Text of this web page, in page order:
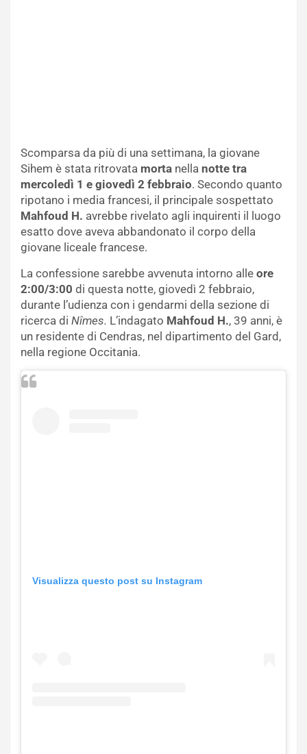
Scomparsa da più di una settimana, la giovane
Sihem è stata ritrovata morta nella notte tra
mercoledì 1 e giovedì 2 febbraio. Secondo quanto
ripotano i media francesi, il principale sospettato
Mahfoud H. avrebbe rivelato agli inquirenti il luogo
esatto dove aveva abbandonato il corpo della
giovane liceale francese.
La confessione sarebbe avvenuta intorno alle ore
2:00/3:00 di questa notte, giovedì 2 febbraio,
durante l’udienza con i gendarmi della sezione di
ricerca di Nîmes. L’indagato Mahfoud H., 39 anni, è
un residente di Cendras, nel dipartimento del Gard,
nella regione Occitania.
Visualizza questo post su Instagram